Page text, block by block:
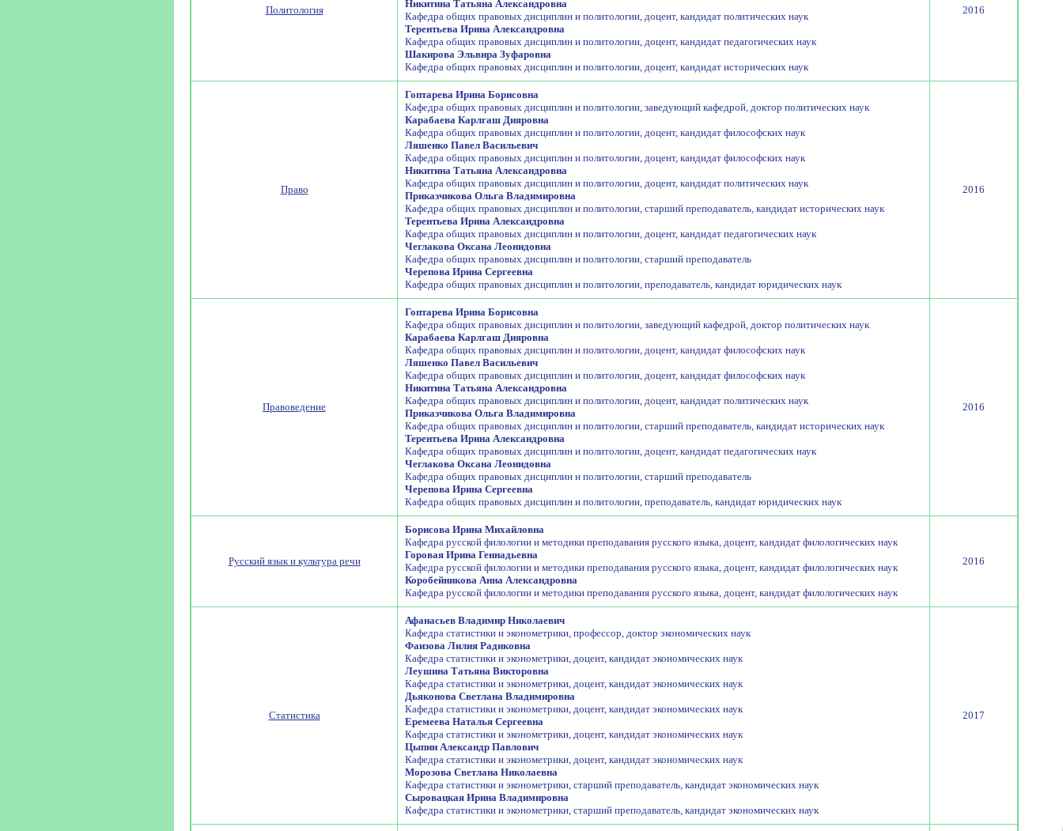
Политология
Никитина Татьяна Александровна
Кафедра общих правовых дисциплин и политологии, доцент, кандидат политических наук
Терентьева Ирина Александровна
Кафедра общих правовых дисциплин и политологии, доцент, кандидат педагогических наук
Шакирова Эльвира Зуфаровна
Кафедра общих правовых дисциплин и политологии, доцент, кандидат исторических наук
2016
Право
Гоптарева Ирина Борисовна
Кафедра общих правовых дисциплин и политологии, заведующий кафедрой, доктор политических наук
Карабаева Карлгаш Дияровна
Кафедра общих правовых дисциплин и политологии, доцент, кандидат философских наук
Ляшенко Павел Васильевич
Кафедра общих правовых дисциплин и политологии, доцент, кандидат философских наук
Никитина Татьяна Александровна
Кафедра общих правовых дисциплин и политологии, доцент, кандидат политических наук
Приказчикова Ольга Владимировна
Кафедра общих правовых дисциплин и политологии, старший преподаватель, кандидат исторических наук
Терентьева Ирина Александровна
Кафедра общих правовых дисциплин и политологии, доцент, кандидат педагогических наук
Чеглакова Оксана Леонидовна
Кафедра общих правовых дисциплин и политологии, старший преподаватель
Черепова Ирина Сергеевна
Кафедра общих правовых дисциплин и политологии, преподаватель, кандидат юридических наук
2016
Правоведение
Гоптарева Ирина Борисовна
Кафедра общих правовых дисциплин и политологии, заведующий кафедрой, доктор политических наук
Карабаева Карлгаш Дияровна
Кафедра общих правовых дисциплин и политологии, доцент, кандидат философских наук
Ляшенко Павел Васильевич
Кафедра общих правовых дисциплин и политологии, доцент, кандидат философских наук
Никитина Татьяна Александровна
Кафедра общих правовых дисциплин и политологии, доцент, кандидат политических наук
Приказчикова Ольга Владимировна
Кафедра общих правовых дисциплин и политологии, старший преподаватель, кандидат исторических наук
Терентьева Ирина Александровна
Кафедра общих правовых дисциплин и политологии, доцент, кандидат педагогических наук
Чеглакова Оксана Леонидовна
Кафедра общих правовых дисциплин и политологии, старший преподаватель
Черепова Ирина Сергеевна
Кафедра общих правовых дисциплин и политологии, преподаватель, кандидат юридических наук
2016
Русский язык и культура речи
Борисова Ирина Михайловна
Кафедра русской филологии и методики преподавания русского языка, доцент, кандидат филологических наук
Горовая Ирина Геннадьевна
Кафедра русской филологии и методики преподавания русского языка, доцент, кандидат филологических наук
Коробейникова Анна Александровна
Кафедра русской филологии и методики преподавания русского языка, доцент, кандидат филологических наук
2016
Статистика
Афанасьев Владимир Николаевич
Кафедра статистики и эконометрики, профессор, доктор экономических наук
Фаизова Лилия Радиковна
Кафедра статистики и эконометрики, доцент, кандидат экономических наук
Леушина Татьяна Викторовна
Кафедра статистики и эконометрики, доцент, кандидат экономических наук
Дьяконова Светлана Владимировна
Кафедра статистики и эконометрики, доцент, кандидат экономических наук
Еремеева Наталья Сергеевна
Кафедра статистики и эконометрики, доцент, кандидат экономических наук
Цыпин Александр Павлович
Кафедра статистики и эконометрики, доцент, кандидат экономических наук
Морозова Светлана Николаевна
Кафедра статистики и эконометрики, старший преподаватель, кандидат экономических наук
Сыровацкая Ирина Владимировна
Кафедра статистики и эконометрики, старший преподаватель, кандидат экономических наук
2017